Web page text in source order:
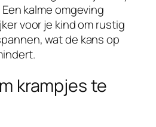
kalme omgeving
voor je kind om rustig
wat de kans op
krampjes te